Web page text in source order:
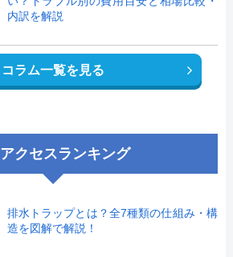
内訳を解説
コラム一覧を見る
アクセスランキング
排水トラップとは？全7種類の仕組み・構
造を図解で解説！